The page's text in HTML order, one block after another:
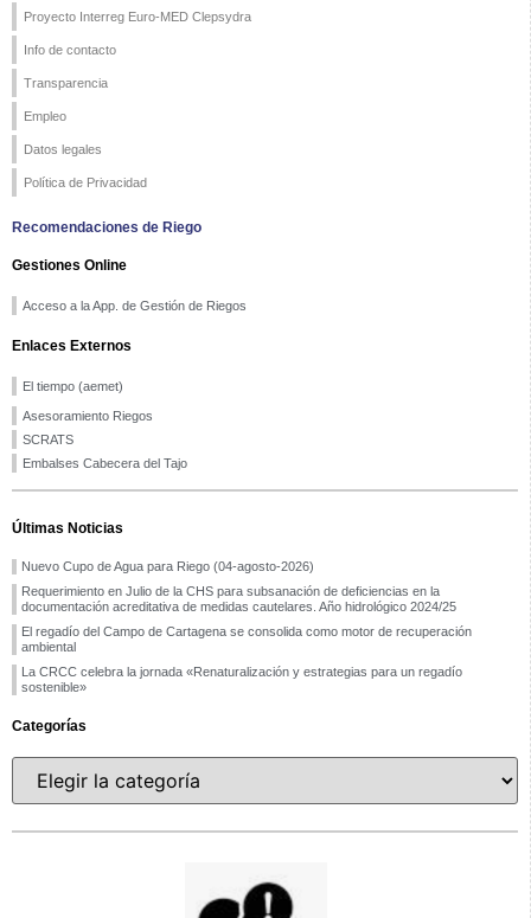
Proyecto Interreg Euro-MED Clepsydra
Info de contacto
Transparencia
Empleo
Datos legales
Política de Privacidad
Recomendaciones de Riego
Gestiones Online
Acceso a la App. de Gestión de Riegos
Enlaces Externos
El tiempo (aemet)
Asesoramiento Riegos
SCRATS
Embalses Cabecera del Tajo
Últimas Noticias
Nuevo Cupo de Agua para Riego (04-agosto-2026)
Requerimiento en Julio de la CHS para subsanación de deficiencias en la
documentación acreditativa de medidas cautelares. Año hidrológico 2024/25
El regadío del Campo de Cartagena se consolida como motor de recuperación
ambiental
La CRCC celebra la jornada «Renaturalización y estrategias para un regadío
sostenible»
Categorías